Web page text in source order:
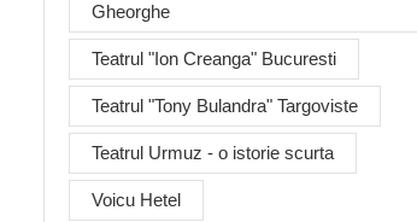
Gheorghe
Teatrul "Ion Creanga" Bucuresti
Teatrul "Tony Bulandra" Targoviste
Teatrul Urmuz - o istorie scurta
Voicu Hetel